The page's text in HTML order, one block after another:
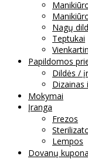
Nagų
Teptukai
Papildomos
Dildės /
Dizainas
Mokymai
Įranga
Frezos
Lempos
Dovanų